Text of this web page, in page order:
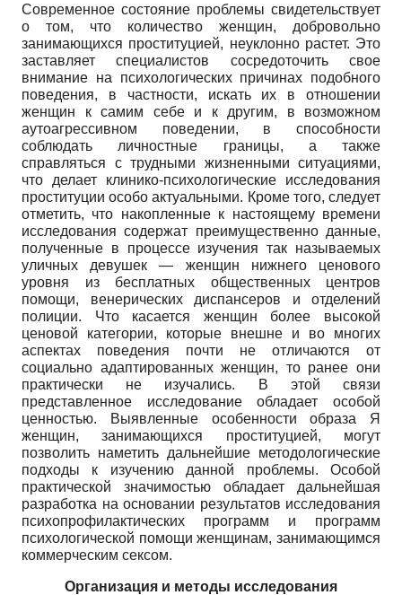
Современное состояние проблемы свидетельствует
о том, что количество женщин, добровольно
занимающихся проституцией, неуклонно растет. Это
заставляет специалистов сосредоточить свое
внимание на психологических причинах подобного
поведения, в частности, искать их в отношении
женщин к самим себе и к другим, в возможном
аутоагрессивном поведении, в способности
соблюдать личностные границы, а также
справляться с трудными жизненными ситуациями,
что делает клинико-психологические исследования
проституции особо актуальными. Кроме того, следует
отметить, что накопленные к настоящему времени
исследования содержат преимущественно данные,
полученные в процессе изучения так называемых
уличных девушек — женщин нижнего ценового
уровня из бесплатных общественных центров
помощи, венерических диспансеров и отделений
полиции. Что касается женщин более высокой
ценовой категории, которые внешне и во многих
аспектах поведения почти не отличаются от
социально адаптированных женщин, то ранее они
практически не изучались. В этой связи
представленное исследование обладает особой
ценностью. Выявленные особенности образа Я
женщин, занимающихся проституцией, могут
позволить наметить дальнейшие методологические
подходы к изучению данной проблемы. Особой
практической значимостью обладает дальнейшая
разработка на основании результатов исследования
психопрофилактических программ и программ
психологической помощи женщинам, занимающимся
коммерческим сексом.
Организация и методы исследования